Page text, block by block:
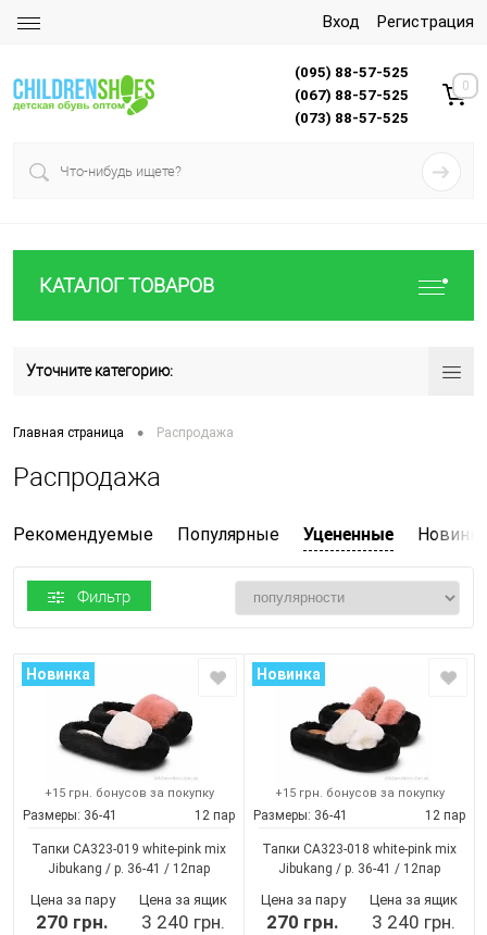
Вход Регистрация
(095) 88-57-525
(067) 88-57-525
(073) 88-57-525
0
КАТАЛОГ ТОВАРОВ
Уточните категорию:
Главная страница • Распродажа
Распродажа
Рекомендуемые Популярные Уцененные
Фильтр
Новинка
+15 грн. бонусов за покупку
Размеры: 36-41 12 пар
Тапки CA323-019 white-pink mix
Jibukang / p. 36-41 / 12пар
Цена за пару
270 грн.
Цена за ящик
3 240 грн.
Новинка
+15 грн. бонусов за покупку
Размеры: 36-41 12 пар
Тапки CA323-018 white-pink mix
Jibukang / p. 36-41 / 12пар
Цена за пару
270 грн.
Цена за ящик
3 240 грн.